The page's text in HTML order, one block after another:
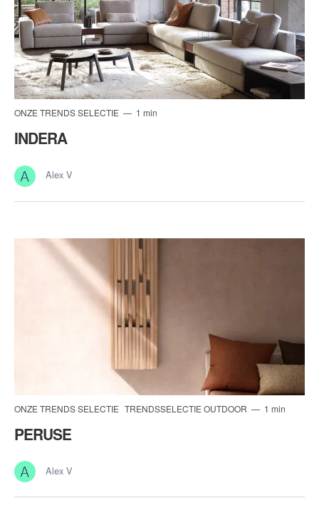
ONZE TRENDS SELECTIE 1 min
INDERA
Alex V
ONZE TRENDS SELECTIE TRENDSSELECTIE OUTDOOR 1 min
PERUSE
Alex V